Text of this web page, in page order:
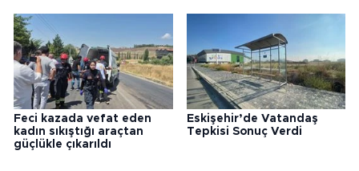
Feci kazada vefat eden
kadın sıkıştığı araçtan
güçlükle çıkarıldı
Eskişehir’de Vatandaş
Tepkisi Sonuç Verdi